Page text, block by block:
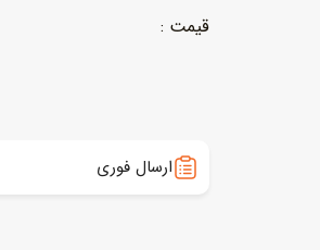
لوازم گریم و آرایش کودک
ارسال فوری